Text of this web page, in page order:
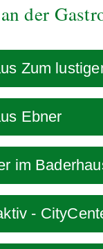
der
Zum
Ebner
im
-